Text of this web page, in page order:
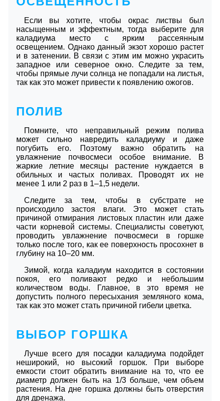
Если вы хотите, чтобы окрас листвы был
насыщенным и эффектным, тогда выберите для
каладиума место с ярким рассеянным
освещением. Однако данный экзот хорошо растет
и в затенении. В связи с этим им можно украсить
западное или северное окно. Следите за тем,
чтобы прямые лучи солнца не попадали на листья,
так как это может привести к появлению ожогов.
ПОЛИВ
Помните, что неправильный режим полива
может сильно навредить каладиуму и даже
погубить его. Поэтому важно обратить на
увлажнение почвосмеси особое внимание. В
жаркие летние месяцы растение нуждается в
обильных и частых поливах. Проводят их не
менее 1 или 2 раз в 1–1,5 недели.
Следите за тем, чтобы в субстрате не
происходило застоя влаги. Это может стать
причиной отмирания листовых пластин или даже
части корневой системы. Специалисты советуют,
проводить увлажнение почвосмеси в горшке
только после того, как ее поверхность просохнет в
глубину на 10–20 мм.
Зимой, когда каладиум находится в состоянии
покоя, его поливают редко и небольшим
количеством воды. Главное, в это время не
допустить полного пересыхания земляного кома,
так как это может стать причиной гибели цветка.
ВЫБОР ГОРШКА
Лучше всего для посадки каладиума подойдет
неширокий, но высокий горшок. При выборе
емкости стоит обратить внимание на то, что ее
диаметр должен быть на 1/3 больше, чем объем
растения. На дне горшка должны быть отверстия
для дренажа.